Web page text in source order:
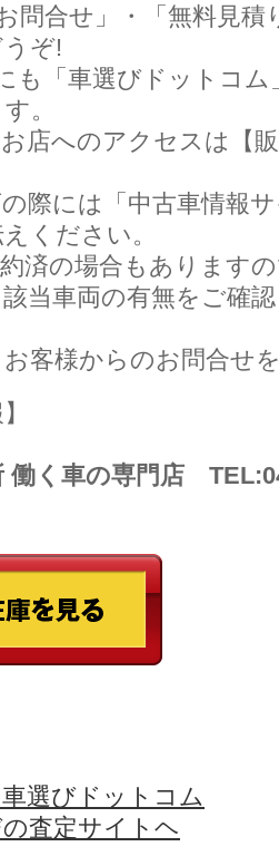
問合せ」・「無料見積
ぞ!
も「車選びドットコ
。
店へのアクセスは【
際には「中古車情報
ください。
済の場合もあります
当車両の有無をご確
客様からのお問合せ
】
働く車の専門店
選びドットコム
査定サイトヘ